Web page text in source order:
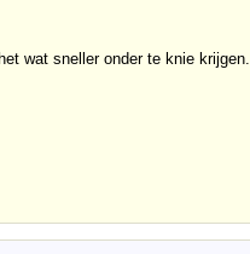
wat sneller onder te knie krijgen.